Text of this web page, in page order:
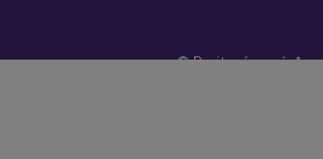
© Droits réservés*